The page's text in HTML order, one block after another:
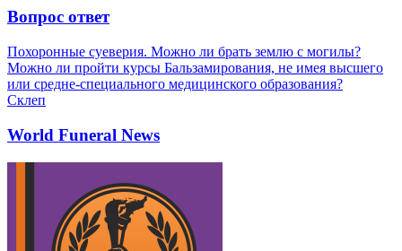
Вопрос ответ
Похоронные суеверия. Можно ли брать землю с могилы?
Можно ли пройти курсы Бальзамирования, не имея высшего
или средне-специального медицинского образования?
Склеп
World Funeral News